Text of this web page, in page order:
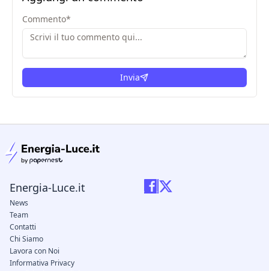
Commento*
Invia
Energia-Luce.it
News
Team
Contatti
Chi Siamo
Lavora con Noi
Informativa Privacy